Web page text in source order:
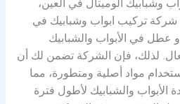
وشبابيك ألوميتال في العين،
شركة تركيب ابواب وشبابيك في
عطل في الأبواب والشبابيك
لذلك، فإن الشركة تضمن لك أن
مواد أصلية ومتطورة، مما
والشبابيك لأطول فترة